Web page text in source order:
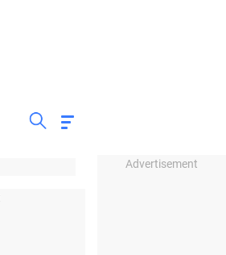
Advertisement